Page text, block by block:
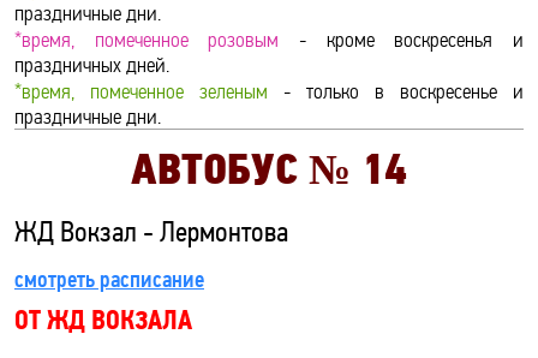
праздничные дни.
*время, помеченное розовым - кроме воскресенья и
праздничных дней.
*время, помеченное зеленым - только в воскресенье и
праздничные дни.
АВТОБУС № 14
ЖД Вокзал - Лермонтова
смотреть расписание
ОТ ЖД ВОКЗАЛА